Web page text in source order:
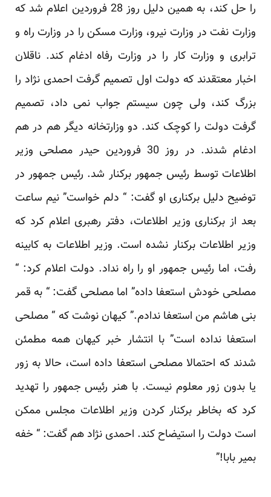
را حل کند، به همین دلیل روز 28 فروردین اعلام شد که
وزارت نفت در وزارت نیرو، وزارت مسکن را در وزارت راه و
ترابری و وزارت کار را در وزارت رفاه ادغام کند. ناقلان
اخبار معتقدند که دولت اول تصمیم گرفت احمدی نژاد را
بزرگ کند، ولی چون سیستم جواب نمی داد، تصمیم
گرفت دولت را کوچک کند. دو وزارتخانه دیگر هم در هم
ادغام شدند. در روز 30 فروردین حیدر مصلحی وزیر
اطلاعات توسط رئیس جمهور برکنار شد. رئیس جمهور در
توضیح دلیل برکناری او گفت: “ دلم خواست” نیم ساعت
بعد از برکناری وزیر اطلاعات، دفتر رهبری اعلام کرد که
وزیر اطلاعات برکنار نشده است. وزیر اطلاعات به کابینه
رفت، اما رئیس جمهور او را راه نداد. دولت اعلام کرد: “
مصلحی خودش استعفا داده” اما مصلحی گفت: “ به قمر
بنی هاشم من استعفا ندادم.” کیهان نوشت که “ مصلحی
استعفا نداده است” با انتشار خبر کیهان همه مطمئن
شدند که احتمالا مصلحی استعفا داده است، حالا به زور
یا بدون زور معلوم نیست. با هنر رئیس جمهور را تهدید
کرد که بخاطر برکنار کردن وزیر اطلاعات مجلس ممکن
است دولت را استیضاح کند. احمدی نژاد هم گفت: “ خفه
بمیر بابا!”